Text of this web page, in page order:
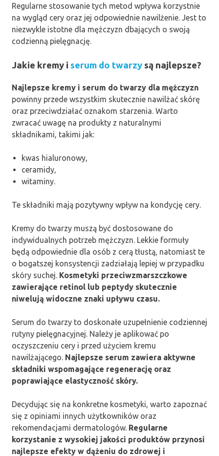
Regularne stosowanie tych metod wpływa korzystnie
na wygląd cery oraz jej odpowiednie nawilżenie. Jest to
niezwykle istotne dla mężczyzn dbających o swoją
codzienną pielęgnację.
Jakie kremy i serum do twarzy są najlepsze?
Najlepsze kremy i serum do twarzy dla mężczyzn
powinny przede wszystkim skutecznie nawilżać skórę
oraz przeciwdziałać oznakom starzenia. Warto
zwracać uwagę na produkty z naturalnymi
składnikami, takimi jak:
kwas hialuronowy,
ceramidy,
witaminy.
Te składniki mają pozytywny wpływ na kondycję cery.
Kremy do twarzy muszą być dostosowane do
indywidualnych potrzeb mężczyzn. Lekkie formuły
będą odpowiednie dla osób z cerą tłustą, natomiast te
o bogatszej konsystencji zadziałają lepiej w przypadku
skóry suchej. Kosmetyki przeciwzmarszczkowe
zawierające retinol lub peptydy skutecznie
niwelują widoczne znaki upływu czasu.
Serum do twarzy to doskonałe uzupełnienie codziennej
rutyny pielęgnacyjnej. Należy je aplikować po
oczyszczeniu cery i przed użyciem kremu
nawilżającego. Najlepsze serum zawiera aktywne
składniki wspomagające regenerację oraz
poprawiające elastyczność skóry.
Decydując się na konkretne kosmetyki, warto zapoznać
się z opiniami innych użytkowników oraz
rekomendacjami dermatologów. Regularne
korzystanie z wysokiej jakości produktów przynosi
najlepsze efekty w dążeniu do zdrowej i